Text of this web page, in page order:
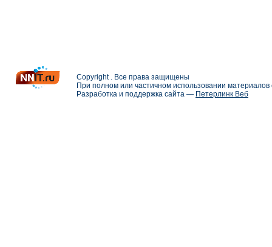
Copyright . Все права защищены
При полном или частичном использовании
Разработка и поддержка сайта — Петерлинк Веб